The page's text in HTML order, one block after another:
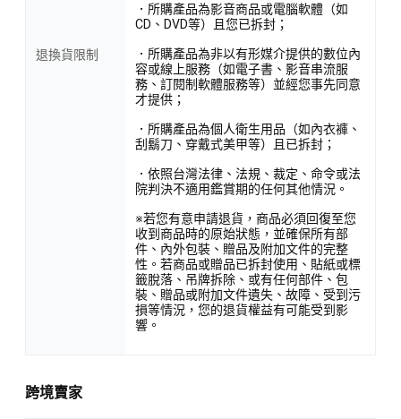
退換貨限制
．所購產品為影音商品或電腦軟體（如
CD、DVD等）且您已拆封；
．所購產品為非以有形媒介提供的數位內
容或線上服務（如電子書、影音串流服
務、訂閱制軟體服務等）並經您事先同意
才提供；
．所購產品為個人衛生用品（如內衣褲、
刮鬍刀、穿戴式美甲等）且已拆封；
．依照台灣法律、法規、裁定、命令或法
院判決不適用鑑賞期的任何其他情況。
※若您有意申請退貨，商品必須回復至您
收到商品時的原始狀態，並確保所有部
件、內外包裝、贈品及附加文件的完整
性。若商品或贈品已拆封使用、貼紙或標
籤脫落、吊牌拆除、或有任何部件、包
裝、贈品或附加文件遺失、故障、受到污
損等情況，您的退貨權益有可能受到影
響。
跨境賣家